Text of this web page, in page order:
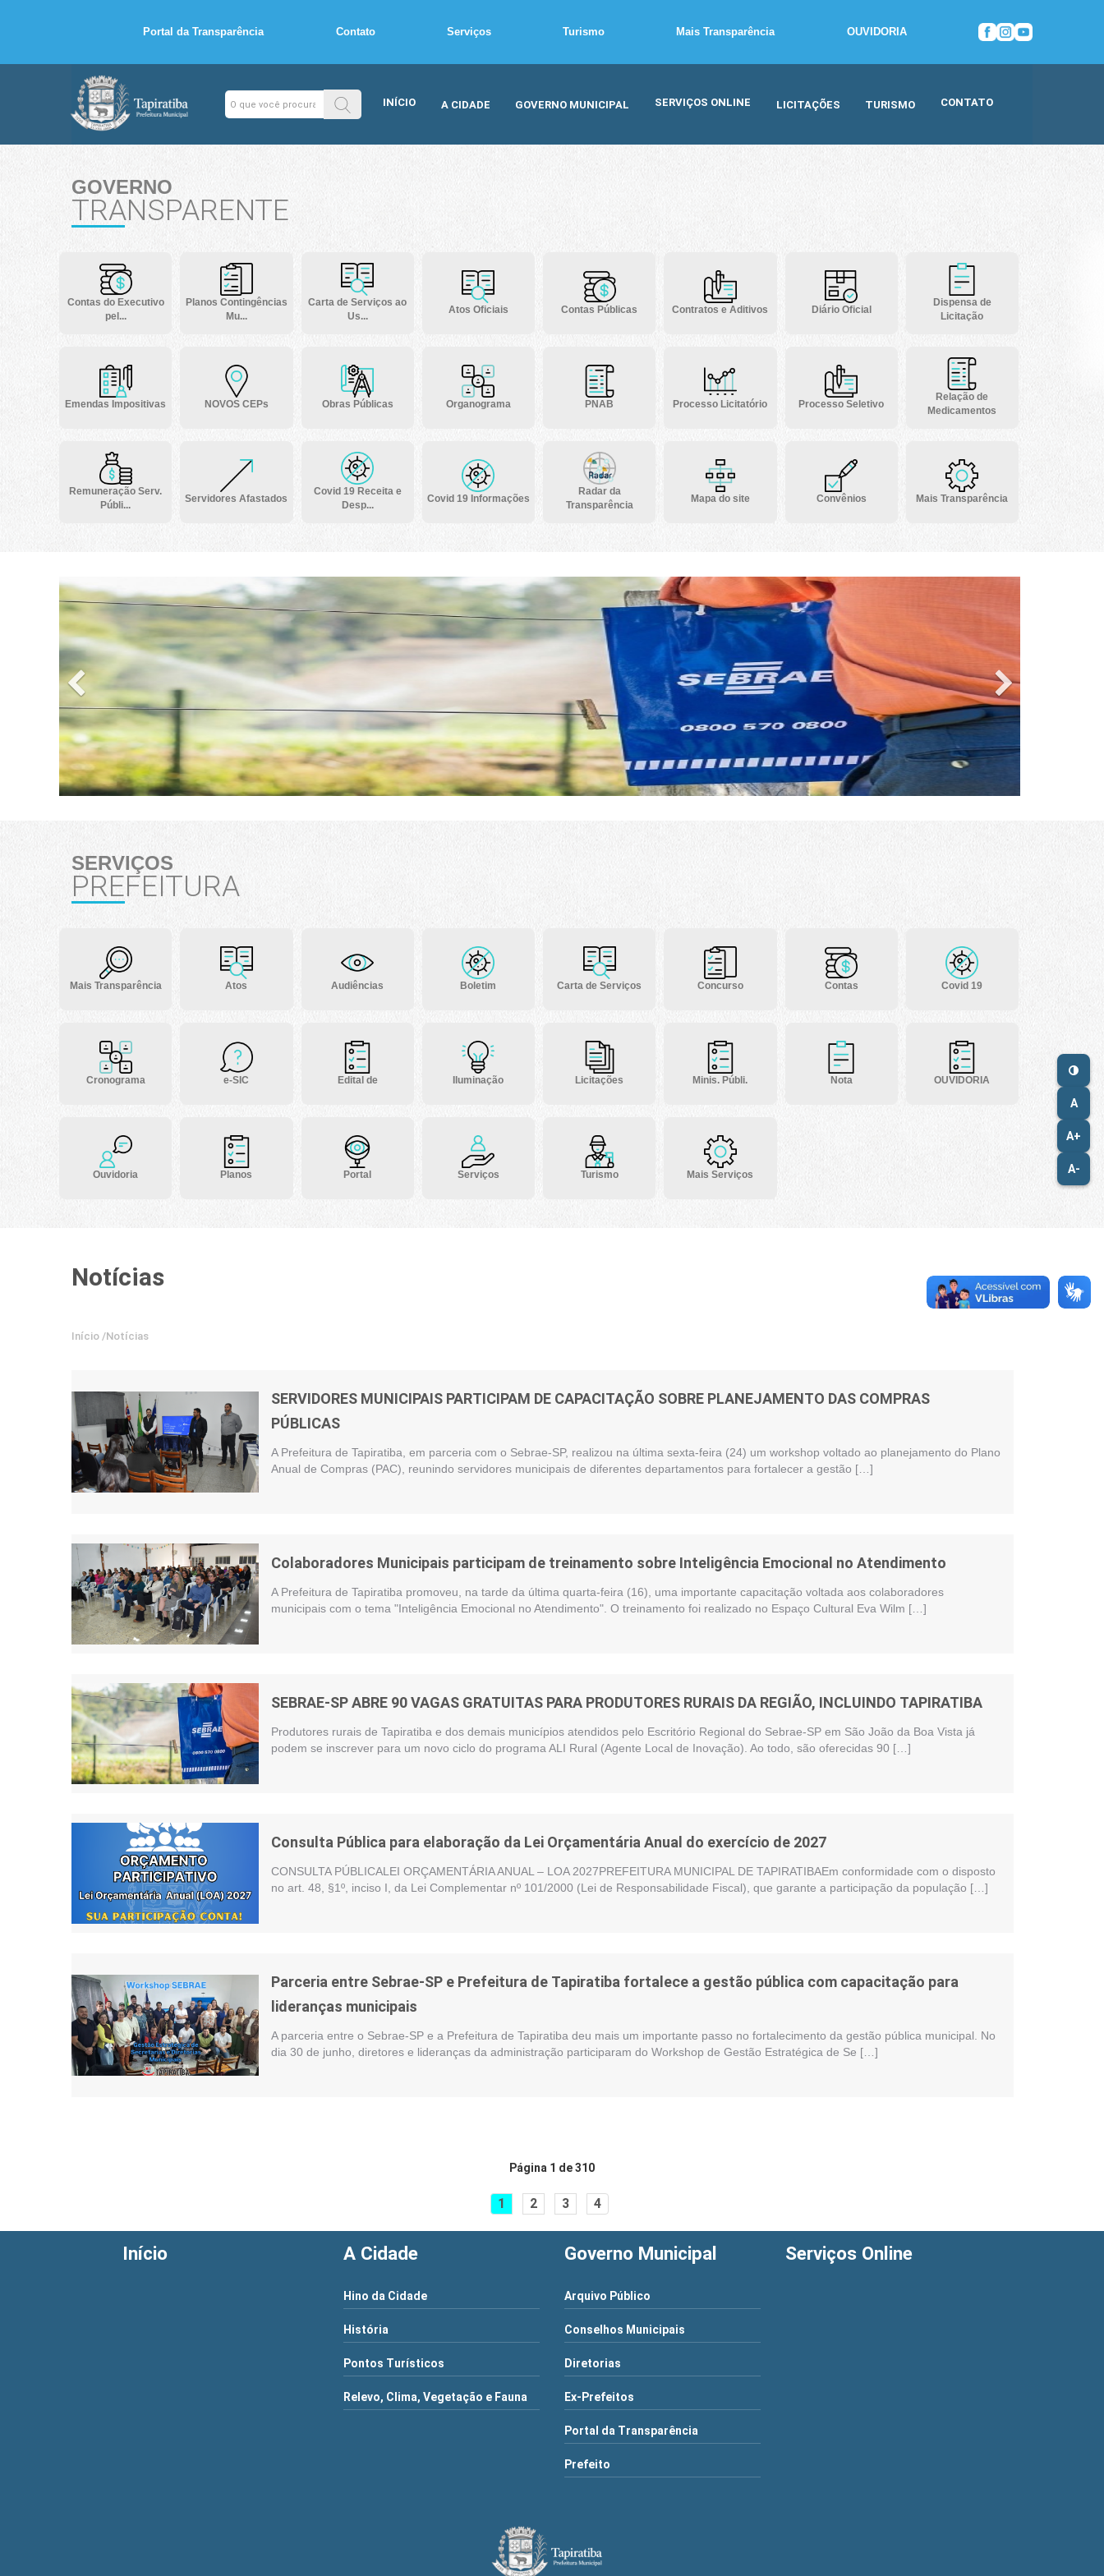
Portal da Transparência Contato Serviços Turismo Mais Transparência OUVIDORIA
INÍCIO A CIDADE GOVERNO MUNICIPAL SERVIÇOS ONLINE LICITAÇÕES TURISMO CONTATO
A
A+
A-
GOVERNO
TRANSPARENTE
Contas do Executivo
pel...
Planos Contingências
Mu...
Carta de Serviços ao
Us...
Atos Oficiais Contas Públicas Contratos e Aditivos Diário Oficial
Dispensa de
Licitação
Emendas Impositivas NOVOS CEPs Obras Públicas Organograma PNAB Processo Licitatório Processo Seletivo
Relação de
Medicamentos
Remuneração Serv.
Públi...
Servidores Afastados
Covid 19 Receita e
Desp...
Covid 19 Informações
Radar da
Transparência
Mapa do site Convênios Mais Transparência
Previous Next
SERVIÇOS
PREFEITURA
Mais Transparência Atos Audiências Boletim Carta de Serviços Concurso Contas Covid 19
Cronograma e-SIC Edital de Iluminação Licitações Minis. Públi. Nota OUVIDORIA
Ouvidoria Planos Portal Serviços Turismo Mais Serviços
Notícias
Início /Notícias
SERVIDORES MUNICIPAIS PARTICIPAM DE CAPACITAÇÃO SOBRE PLANEJAMENTO DAS COMPRAS
PÚBLICAS
A Prefeitura de Tapiratiba, em parceria com o Sebrae-SP, realizou na última sexta-feira (24) um workshop voltado ao planejamento do Plano
Anual de Compras (PAC), reunindo servidores municipais de diferentes departamentos para fortalecer a gestão […]
Colaboradores Municipais participam de treinamento sobre Inteligência Emocional no Atendimento
A Prefeitura de Tapiratiba promoveu, na tarde da última quarta-feira (16), uma importante capacitação voltada aos colaboradores
municipais com o tema "Inteligência Emocional no Atendimento". O treinamento foi realizado no Espaço Cultural Eva Wilm […]
SEBRAE-SP ABRE 90 VAGAS GRATUITAS PARA PRODUTORES RURAIS DA REGIÃO, INCLUINDO TAPIRATIBA
Produtores rurais de Tapiratiba e dos demais municípios atendidos pelo Escritório Regional do Sebrae-SP em São João da Boa Vista já
podem se inscrever para um novo ciclo do programa ALI Rural (Agente Local de Inovação). Ao todo, são oferecidas 90 […]
Consulta Pública para elaboração da Lei Orçamentária Anual do exercício de 2027
CONSULTA PÚBLICALEI ORÇAMENTÁRIA ANUAL – LOA 2027PREFEITURA MUNICIPAL DE TAPIRATIBAEm conformidade com o disposto
no art. 48, §1º, inciso I, da Lei Complementar nº 101/2000 (Lei de Responsabilidade Fiscal), que garante a participação da população […]
Parceria entre Sebrae-SP e Prefeitura de Tapiratiba fortalece a gestão pública com capacitação para
lideranças municipais
A parceria entre o Sebrae-SP e a Prefeitura de Tapiratiba deu mais um importante passo no fortalecimento da gestão pública municipal. No
dia 30 de junho, diretores e lideranças da administração participaram do Workshop de Gestão Estratégica de Se […]
Página 1 de 310
1 2 3 4
Início A Cidade
Hino da Cidade
História
Pontos Turísticos
Relevo, Clima, Vegetação e Fauna
Governo Municipal
Arquivo Público
Conselhos Municipais
Diretorias
Ex-Prefeitos
Portal da Transparência
Prefeito
Serviços Online